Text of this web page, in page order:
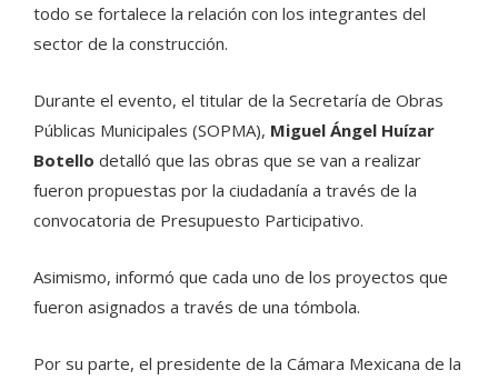
todo se fortalece la relación con los integrantes del
sector de la construcción.
Durante el evento, el titular de la Secretaría de Obras
Públicas Municipales (SOPMA), Miguel Ángel Huízar
Botello detalló que las obras que se van a realizar
fueron propuestas por la ciudadanía a través de la
convocatoria de Presupuesto Participativo.
Asimismo, informó que cada uno de los proyectos que
fueron asignados a través de una tómbola.
Por su parte, el presidente de la Cámara Mexicana de la